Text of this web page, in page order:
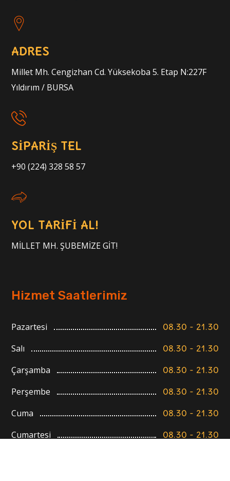
ADRES
Millet Mh. Cengizhan Cd. Yüksekoba 5. Etap N:227F
Yıldırım / BURSA
SİPARİŞ TEL
+90 (224) 328 58 57
YOL TARİFİ AL!
MİLLET MH. ŞUBEMİZE GİT!
Hizmet Saatlerimiz
Pazartesi 08.30 - 21.30
Salı 08.30 - 21.30
Çarşamba 08.30 - 21.30
Perşembe 08.30 - 21.30
Cuma 08.30 - 21.30
Cumartesi 08.30 - 21.30